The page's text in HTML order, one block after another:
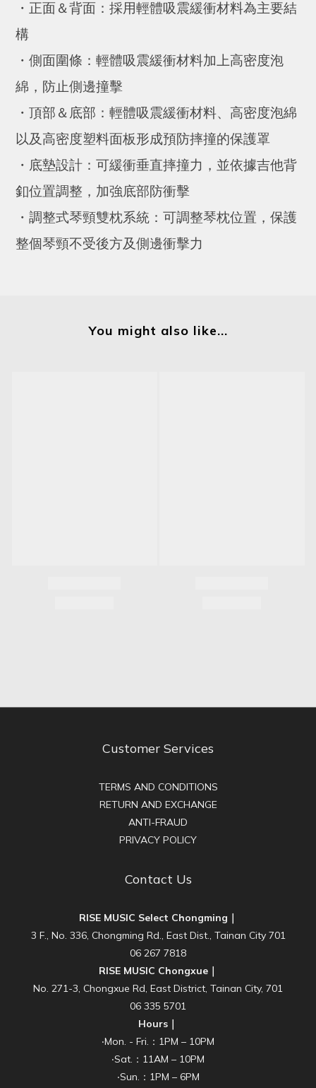
・ 正面＆背面：採用輕體吸震緩衝材料為主要結
構
・ 側面圍條：輕體吸震緩衝材料加上高密度泡
綿，防止側邊撞擊
・ 頂部＆底部：輕體吸震緩衝材料、高密度泡綿
以及高密度塑料面板形成預防摔撞的保護罩
・ 底墊設計：可緩衝垂直摔撞力，並依據吉他背
釦位置調整，加強底部防衝擊
・ 調整式琴頸雙枕系統：可調整琴枕位置，保護
整個琴頸不受後方及側邊衝擊力
You might also like...
Customer Services
TERMS AND CONDITIONS
RETURN AND EXCHANGE
ANTI-FRAUD
PRIVACY POLICY
Contact Us
RISE MUSIC Select Chongming｜
3 F., No. 336, Chongming Rd., East Dist., Tainan City 701
06 267 7818
RISE MUSIC Chongxue｜
No. 271-3, Chongxue Rd, East District, Tainan City, 701
06 335 5701
Hours｜
‧Mon. - Fri.：1PM – 10PM
‧Sat.：11AM – 10PM
‧Sun.：1PM – 6PM